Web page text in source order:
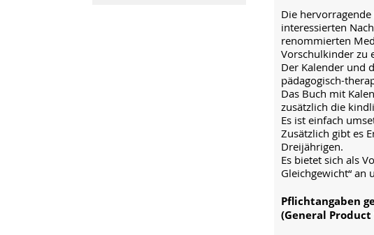
Die
interessierten
renommierten
Vorschulkinder zu
Der Kalender und
pädagogisch-
Das Buch mit
zusätzlich die
Es ist einfach
Zusätzlich gibt es
Dreijährigen.
Es bietet sich als
Gleichgewicht“ an
Pflichtangaben
(General Product